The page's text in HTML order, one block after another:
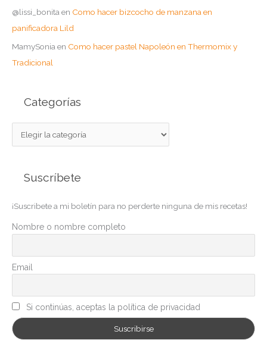
@lissi_bonitaen Como hacer bizcocho de manzana en
panificadora Lild
MamySonia en Como hacer pastel Napoleón en Thermomix y
Tradicional
Categorías
a
o
r
a
s
Suscríbete
¡Suscribete a mi boletín para no perderte ninguna de mis recetas!
Nombre o nombre completo
Email
Si continúas, aceptas la política de privacidad